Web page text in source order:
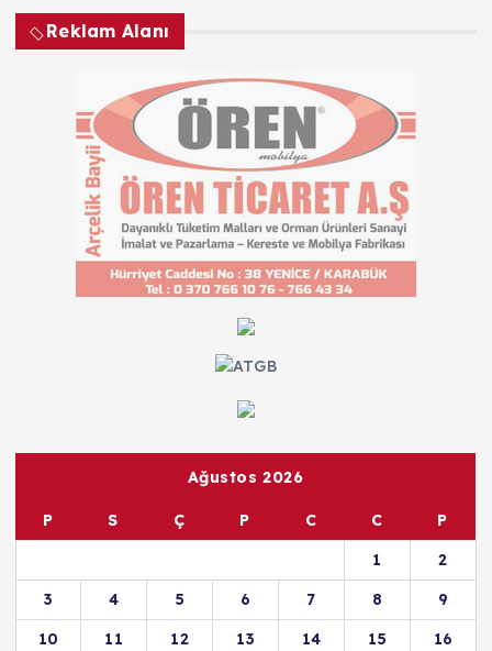
Reklam Alanı
Ağustos 2026
P S Ç P C C
P
1
2
3
4 5 6 7 8
9
10
11 12 13 14 15
16